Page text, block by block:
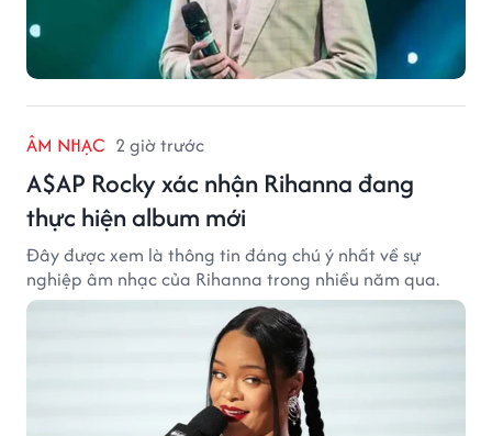
ÂM NHẠC 2 giờ trước
A$AP Rocky xác nhận Rihanna đang
thực hiện album mới
Đây được xem là thông tin đáng chú ý nhất về sự
nghiệp âm nhạc của Rihanna trong nhiều năm qua.